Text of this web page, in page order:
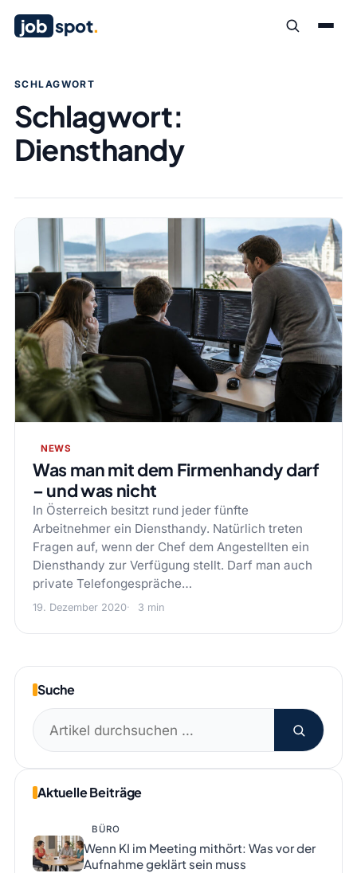
job spot.
SCHLAGWORT
Schlagwort:
Diensthandy
NEWS
Was man mit dem Firmenhandy darf
– und was nicht
In Österreich besitzt rund jeder fünfte
Arbeitnehmer ein Diensthandy. Natürlich treten
Fragen auf, wenn der Chef dem Angestellten ein
Diensthandy zur Verfügung stellt. Darf man auch
private Telefongespräche…
19. Dezember 2020 3 min
Suche
Suchen
nach:
Aktuelle Beiträge
BÜRO
Wenn KI im Meeting mithört: Was vor der
Aufnahme geklärt sein muss